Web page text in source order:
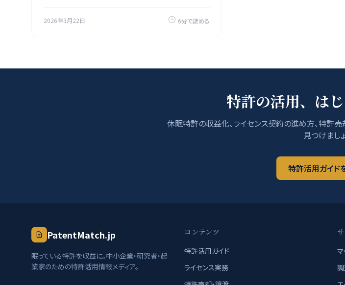
2026年3月22日 6分で読める
特許の活用、は
休眠特許の収益化、ライセンス契約の進め方、特許
見つけましょ
特許活用ガイド
PatentMatch.jp
眠っている特許を収益に。中小企業・研究者・起
業家のための特許活用情報メディア。
コンテンツ
特許活用ガイド
ライセンス実務
マ